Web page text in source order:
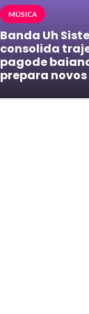
MÚSICA
Banda Uh
consolida
pagode
prepara